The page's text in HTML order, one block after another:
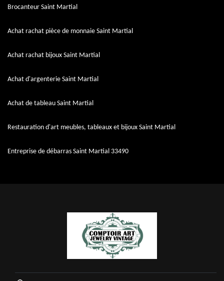
Brocanteur Saint Martial
Achat rachat pièce de monnaie Saint Martial
Achat rachat bijoux Saint Martial
Achat d'argenterie Saint Martial
Achat de tableau Saint Martial
Restauration d'art meubles, tableaux et bijoux Saint Martial
Entreprise de débarras Saint Martial 33490